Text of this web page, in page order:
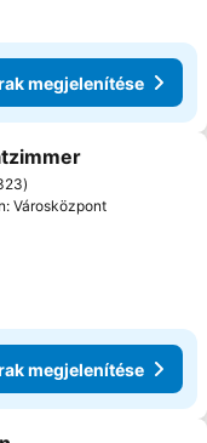
megjelenítése
a kedvencekhez
Városközpont
megjelenítése